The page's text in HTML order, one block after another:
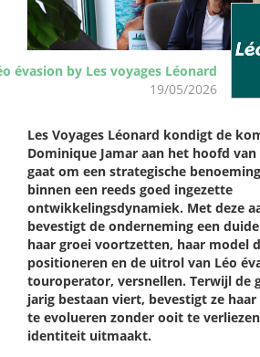
évasion by Les voyages Léonard
19/05/2026
Les Voyages Léonard kondigt de
Dominique Jamar aan het hoofd
gaat om een strategische
binnen een reeds goed ingezette
ontwikkelingsdynamiek. Met deze
bevestigt de onderneming een
haar groei voortzetten, haar model
positioneren en de uitrol van Léo
touroperator, versnellen. Terwijl de
jarig bestaan viert, bevestigt ze
te evolueren zonder ooit te
identiteit uitmaakt.